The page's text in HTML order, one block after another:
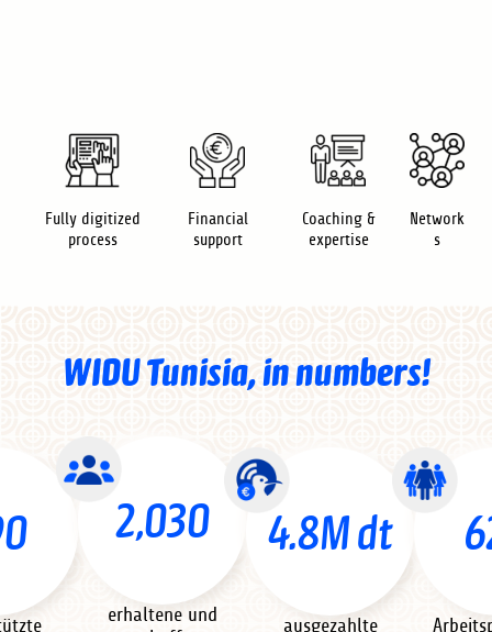
Fully digitized
process
Financial
support
Coaching &
expertise
Network
s
WIDU Tunisia, in numbers!
2,030
erhaltene und
4.8M dt
ausgezahlte